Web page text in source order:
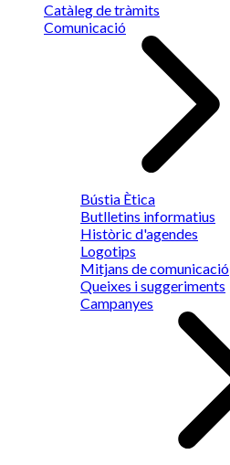
Catàleg de tràmits
Comunicació
Bústia Ètica
Butlletins informatius
Històric d'agendes
Logotips
Mitjans de comunicació
Queixes i suggeriments
Campanyes